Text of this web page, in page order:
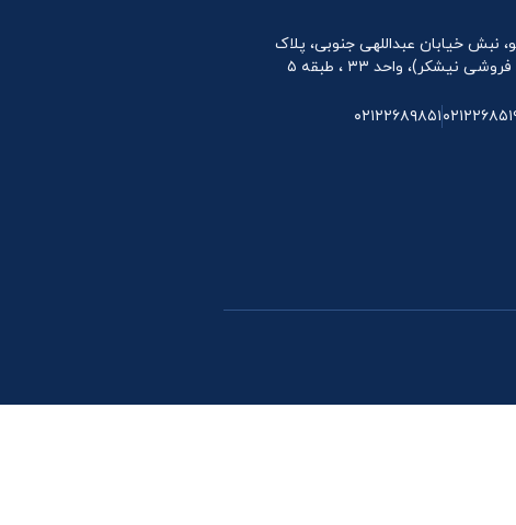
نبش خیابان عبداللهی جنوبی، پلاک
۰۲۱۲۲۶۸۹۸۵۱